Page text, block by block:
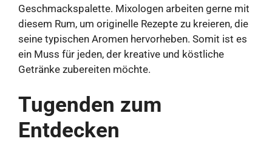
Geschmackspalette. Mixologen arbeiten gerne mit
diesem Rum, um originelle Rezepte zu kreieren, die
seine typischen Aromen hervorheben. Somit ist es
ein Muss für jeden, der kreative und köstliche
Getränke zubereiten möchte.
Tugenden zum
Entdecken